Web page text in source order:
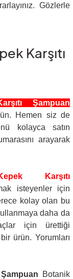
Gözlerle
Karşıtı
Şampuan
Hemen siz de
kolayca satın
arayarak
Karşıtı
isteyenler için
kolay olan bu
daha da
için ürettiği
ürün. Yorumları
Botanik